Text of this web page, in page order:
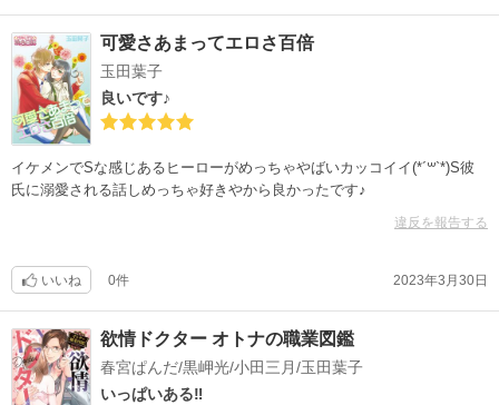
可愛さあまってエロさ百倍
玉田葉子
良いです♪
イケメンでSな感じあるヒーローがめっちゃやばいカッコイイ(*´꒳`*)S彼
氏に溺愛される話しめっちゃ好きやから良かったです♪
違反を報告する
いいね 0件 2023年3月30日
欲情ドクター オトナの職業図鑑
春宮ぱんだ/黒岬光/小田三月/玉田葉子
いっぱいある‼︎